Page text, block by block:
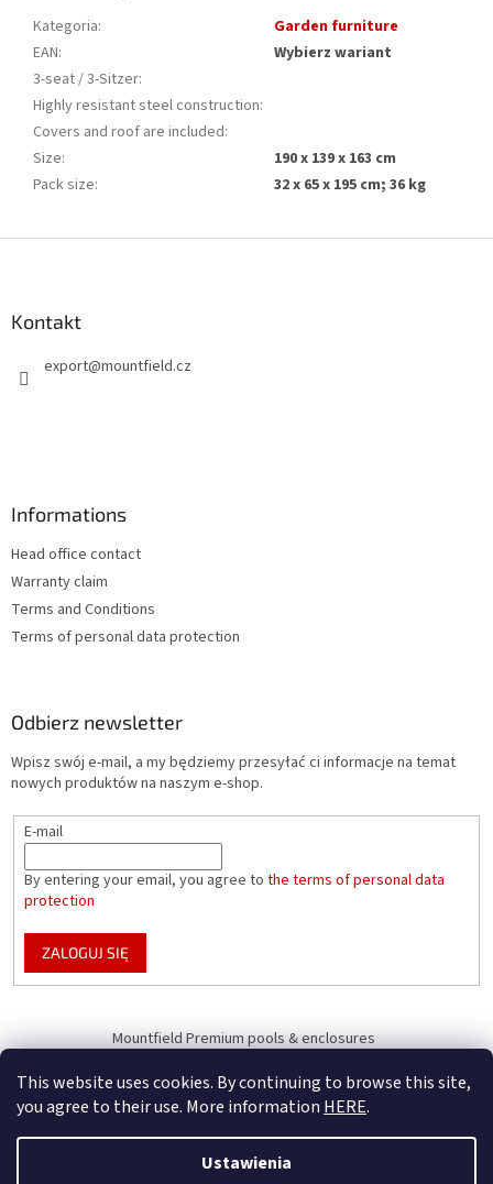
This website uses cookies. By continuing to browse this site,
you agree to their use. More information HERE.
Ustawienia
Kategoria:
Garden furniture
EAN:
Wybierz wariant
3-seat / 3-Sitzer:
Highly resistant steel construction:
Covers and roof are included:
Size:
190 x 139 x 163 cm
Pack size: 32 x 65 x 195 cm; 36 kg
Kontakt
export@mountfield.cz
Informations
Head office contact
Warranty claim
Terms and Conditions
Terms of personal data protection
Odbierz newsletter
Wpisz swój e-mail, a my będziemy przesyłać ci informacje na temat
nowych produktów na naszym e-shop.
E-mail
By entering your email, you agree to the terms of personal data
protection
ZALOGUJ SIĘ
Mountfield Premium pools & enclosures
Opracował Shoptet